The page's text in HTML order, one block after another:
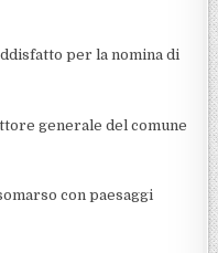
per la nomina di
generale del comune
con paesaggi